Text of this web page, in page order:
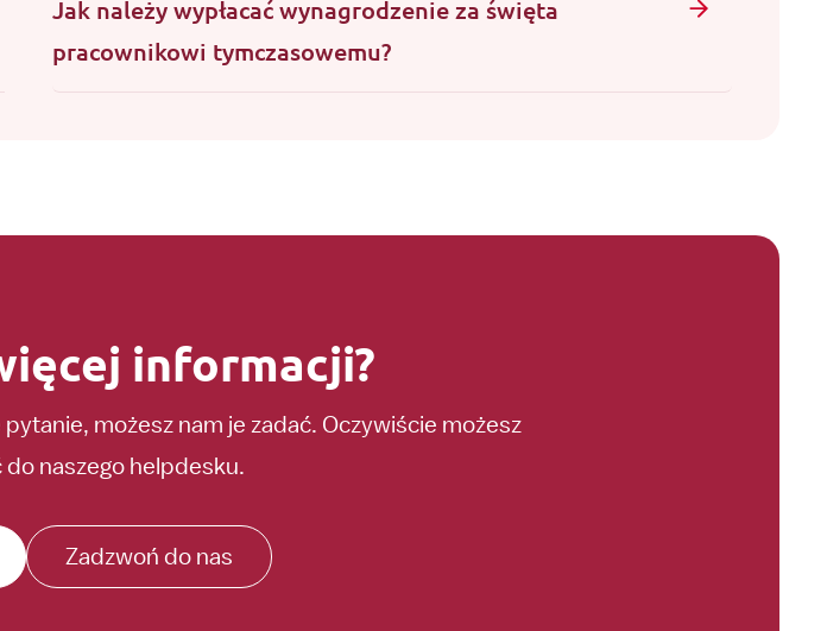
Jak należy wypłacać wynagrodzenie za święta
pracownikowi tymczasowemu?
informacji?
możesz nam je zadać. Oczywiście możesz
naszego helpdesku.
Zadzwoń do nas